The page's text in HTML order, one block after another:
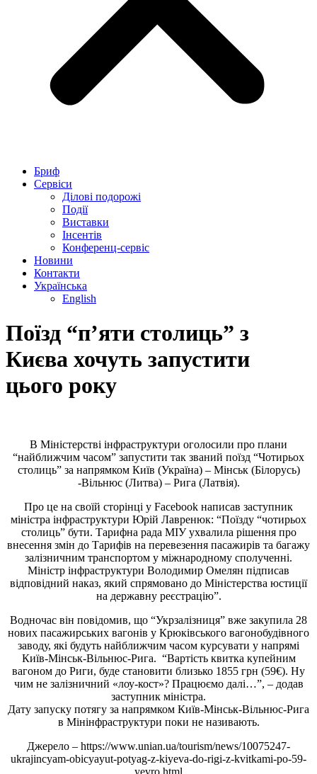
Бриф
Сервіси
Ділові подорожі
Події
Виставки
Інсентів
Конференц-сервіс
Новини
Контакти
Українська
English
Поїзд “п’яти столиць” з
Києва хочуть запустити
цього року
В Міністерстві інфраструктури оголосили про плани
“найближчим часом” запустити так званий поїзд “Чотирьох
столиць” за напрямком Київ (Україна) – Мінськ (Білорусь)
-Вільнюс (Литва) – Рига (Латвія).
Про це на своїй сторінці у Facebook написав заступник
міністра інфраструктури Юрій Лавренюк: “Поїзду “чотирьох
столиць” бути. Тарифна рада МІУ ухвалила рішення про
внесення змін до Тарифів на перевезення пасажирів та багажу
залізничним транспортом у міжнародному сполученні.
Міністр інфраструктури Володимир Омелян підписав
відповідний наказ, який спрямовано до Міністерства юстиції
на державну реєстрацію”.
Водночас він повідомив, що “Укрзалізниця” вже закупила 28
нових пасажирських вагонів у Крюківського вагонобудівного
заводу, які будуть найближчим часом курсувати у напрямі
Київ-Мінськ-Вільнюс-Рига. “Вартість квитка купейним
вагоном до Риги, буде становити близько 1855 грн (59€). Ну
чим не залізничний «лоу-кост»? Працюємо далі…”, – додав
заступник міністра.
Дату запуску потягу за напрямком Київ-Мінськ-Вільнюс-Рига
в Мінінфраструктури поки не називають.
Джерело – https://www.unian.ua/tourism/news/10075247-
ukrajincyam-obicyayut-potyag-z-kiyeva-do-rigi-z-kvitkami-po-59-
yevro.html